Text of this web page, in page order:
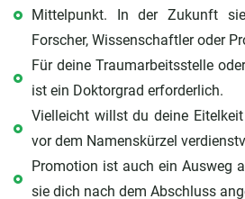
Mittelpunkt. In der Zukunft
Forscher, Wissenschaftler oder
Für deine Traumarbeitsstelle
ist ein Doktorgrad erforderlich.
Vielleicht willst du deine Eitelkeit
vor dem Namenskürzel
Promotion ist auch ein Ausweg
sie dich nach dem Abschluss